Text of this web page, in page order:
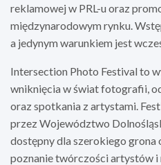
reklamowej w PRL-u oraz
międzynarodowym rynku.
a jedynym warunkiem jest
Intersection Photo Festival to
wniknięcia w świat fotografii,
oraz spotkania z artystami.
przez Województwo
dostępny dla szerokiego
poznanie twórczości artystów i